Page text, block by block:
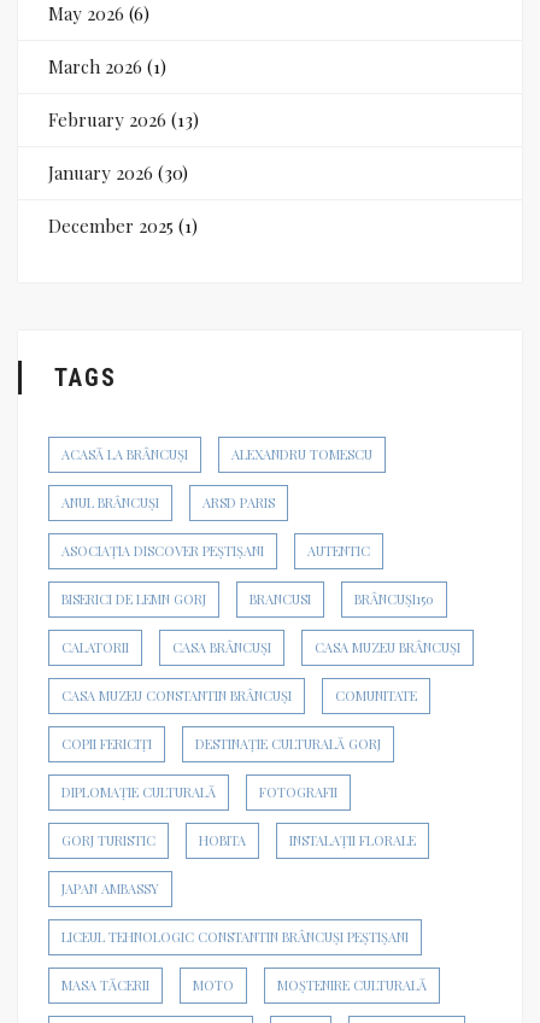
May 2026 (6)
March 2026 (1)
February 2026 (13)
January 2026 (30)
December 2025 (1)
TAGS
ACASĂ LA BRÂNCUȘI ALEXANDRU TOMESCU
ANUL BRÂNCUȘI ARSD PARIS
ASOCIAȚIA DISCOVER PEȘTIȘANI AUTENTIC
BISERICI DE LEMN GORJ BRANCUSI BRÂNCUȘI150
CALATORII CASA BRÂNCUȘI CASA MUZEU BRÂNCUȘI
CASA MUZEU CONSTANTIN BRÂNCUȘI COMUNITATE
COPII FERICIȚI DESTINAȚIE CULTURALĂ GORJ
DIPLOMAȚIE CULTURALĂ FOTOGRAFII
GORJ TURISTIC HOBITA INSTALAȚII FLORALE
JAPAN AMBASSY
LICEUL TEHNOLOGIC CONSTANTIN BRÂNCUȘI PEȘTIȘANI
MASA TĂCERII MOTO MOȘTENIRE CULTURALĂ